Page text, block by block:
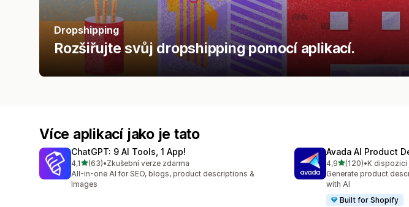
Dropshipping
Rozšiřujte svůj dropshipping pomocí aplikací.
Více aplikací jako je tato
ChatGPT: 9 AI Tools, 1 App!
4,1z 5 hvězd
(63)
Celkový počet recenzí: 63
•Zkušební verze zdarma
All-in-one AI for SEO, blogs, product descriptions &
Images
Avada AI Product
4,9z 5 hvězd
(120)
Celkový počet recenzí:
•K dispozici
Generate product
with AI
Built for Shopify